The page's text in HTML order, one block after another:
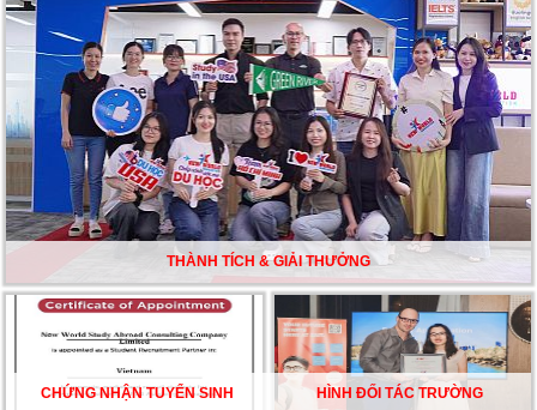
nền giáo dục hàng đầu
TƯ VẤN DU HỌC TOÀN DIỆN – BƯỚC ĐỆM VỮNG
CHẮC TỪ NEW WORLD EDUCATION
DU HỌC ÚC DẦN TRỞ THÀNH LỰA CHỌN HÀNG
ĐẦU CỦA DU HỌC SINH NĂM 2026 – VÀ TẤT CẢ
ĐỀU CÓ LÝ DO!!
CHẠM GIẤC MƠ DU HỌC MỸ – BẮT ĐẦU TỪ NGÀY
HỘI GHI DANH & SĂN HỌC BỔNG KỲ SPRING 2026
THÀNH TÍCH & GIẢI THƯỞNG
CHỨNG NHẬN TUYỂN SINH HÌNH ĐỐI TÁC TRƯỜNG